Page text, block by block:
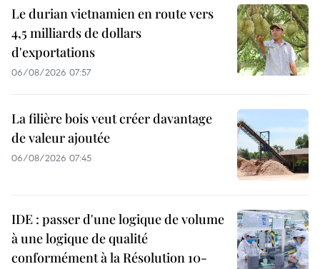
Le durian vietnamien en route vers
4,5 milliards de dollars
d'exportations
06/08/2026 07:57
La filière bois veut créer davantage
de valeur ajoutée
06/08/2026 07:45
IDE : passer d'une logique de volume
à une logique de qualité
conformément à la Résolution 10-